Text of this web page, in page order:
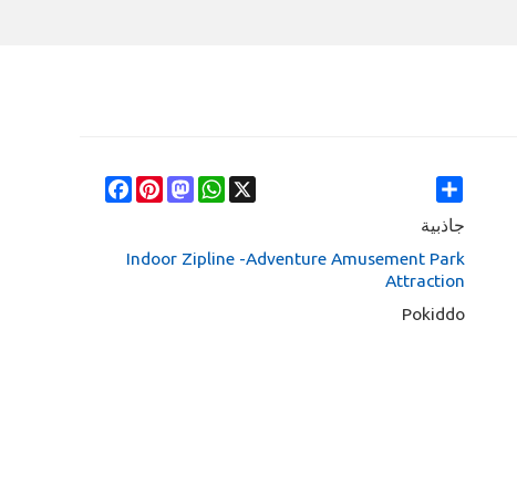
Share
FacebookPinterest
Mastodon
WhatsApp
X
جاذبية
Indoor Zipline -Adventure Amusement Park
Attraction
Pokiddo